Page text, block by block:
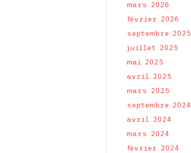
mars 2026
février 2026
septembre 2025
juillet 2025
mai 2025
avril 2025
mars 2025
septembre 2024
avril 2024
mars 2024
février 2024